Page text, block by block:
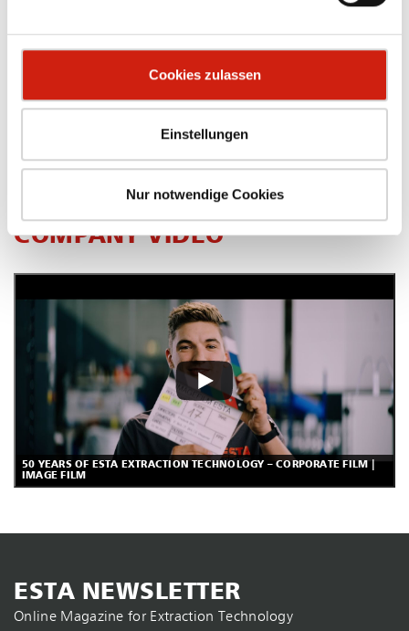
Cookies zulassen
Einstellungen
Nur notwendige Cookies
CAREER
ESTA AS AN EMPLOYER
COMPANY VIDEO
50 YEARS OF ESTA EXTRACTION TECHNOLOGY – CORPORATE FILM |
IMAGE FILM
ESTA NEWSLETTER
Online Magazine for Extraction Technology